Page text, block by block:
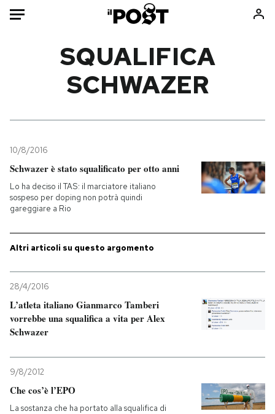
Mondo
Tecnologia
Internet
Scienza
Cultura
Sport
Libri
Ok Boomer!
PODCAST
SQUALIFICA
SCHWAZER
10/8/2016
Schwazer è stato squalificato per otto anni
Lo ha deciso il TAS: il marciatore italiano
sospeso per doping non potrà quindi
gareggiare a Rio
Altri articoli su questo argomento
28/4/2016
L’atleta italiano Gianmarco Tamberi
vorrebbe una squalifica a vita per Alex
Schwazer
9/8/2012
Che cos’è l’EPO
La sostanza che ha portato alla squalifica di